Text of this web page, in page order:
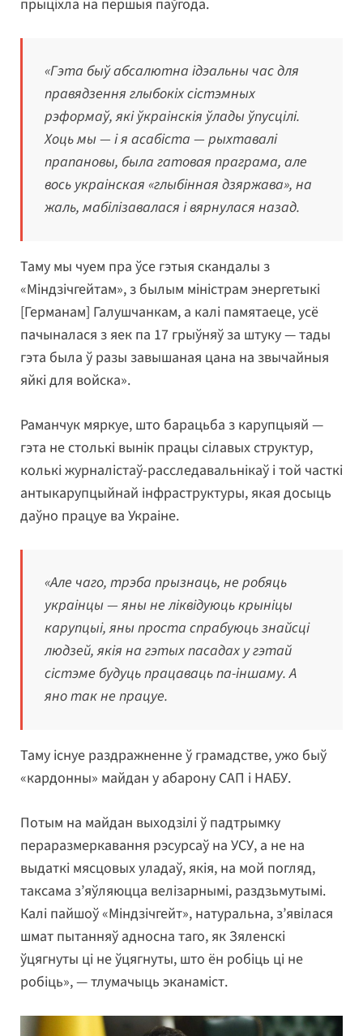
прыціхла на першыя паўгода.
«Гэта быў абсалютна ідэальны час для
правядзення глыбокіх сістэмных
рэформаў, які ўкраінскія ўлады ўпусцілі.
Хоць мы — і я асабіста — рыхтавалі
прапановы, была гатовая праграма, але
вось украінская «глыбінная дзяржава», на
жаль, мабілізавалася і вярнулася назад.
Таму мы чуем пра ўсе гэтыя скандалы з
«Міндзічгейтам», з былым міністрам энергетыкі
[Германам] Галушчанкам, а калі памятаеце, усё
пачыналася з яек па 17 грыўняў за штуку — тады
гэта была ў разы завышаная цана на звычайныя
яйкі для войска».
Раманчук мяркуе, што барацьба з карупцыяй —
гэта не столькі вынік працы сілавых структур,
колькі журналістаў-расследавальнікаў і той часткі
антыкарупцыйнай інфраструктуры, якая досыць
даўно працуе ва Украіне.
«Але чаго, трэба прызнаць, не робяць
украінцы — яны не ліквідуюць крыніцы
карупцыі, яны проста спрабуюць знайсці
людзей, якія на гэтых пасадах у гэтай
сістэме будуць працаваць па-іншаму. А
яно так не працуе.
Таму існуе раздражненне ў грамадстве, ужо быў
«кардонны» майдан у абарону САП і НАБУ.
Потым на майдан выходзілі ў падтрымку
пераразмеркавання рэсурсаў на УСУ, а не на
выдаткі мясцовых уладаў, якія, на мой погляд,
таксама з’яўляюцца велізарнымі, раздзьмутымі.
Калі пайшоў «Міндзічгейт», натуральна, з’явілася
шмат пытанняў адносна таго, як Зяленскі
ўцягнуты ці не ўцягнуты, што ён робіць ці не
робіць», — тлумачыць эканаміст.